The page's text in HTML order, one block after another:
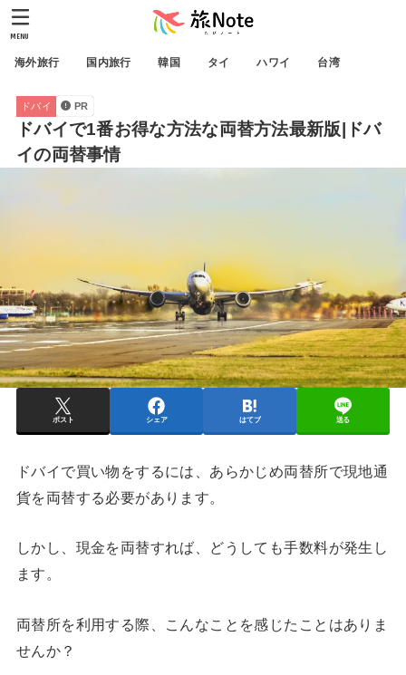
海外旅行 国内旅行 韓国 タイ ハワイ 台湾
MENU
ドバイ PR
ドバイで1番お得な方法な両替方法最新版|ドバ
イの両替事情
ポスト シェア はてブ 送る
ドバイで買い物をするには、あらかじめ両替所で現地通
貨を両替する必要があります。
しかし、現金を両替すれば、どうしても手数料が発生し
ます。
両替所を利用する際、こんなことを感じたことはありま
せんか？